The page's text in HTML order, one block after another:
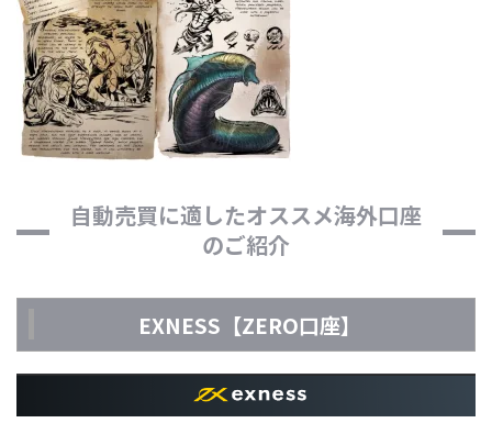
自動売買に適したオススメ海外口座
のご紹介
EXNESS【ZERO口座】